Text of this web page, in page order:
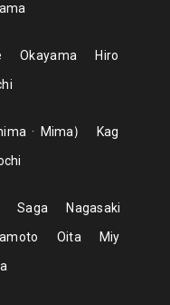
Okayama
Hiro
Mima
Kag
Saga
Nagasaki
Oita
Miy